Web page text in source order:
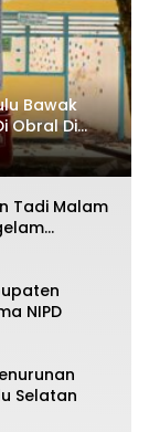
Bawak
Obral Di
Tadi Malam